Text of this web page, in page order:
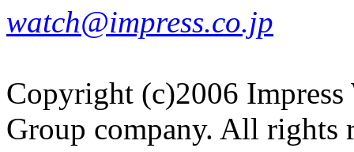
watch@impress.co.jp
Copyright (c)2006 Impress
Group company. All rights